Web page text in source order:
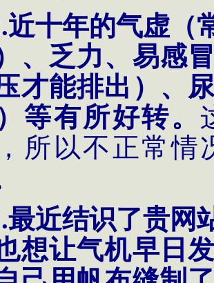
近十年的气虚（
、乏力、易感
才能排出）、
等有所好转。
所以不正常情
最近结识了贵网
想让气机早日